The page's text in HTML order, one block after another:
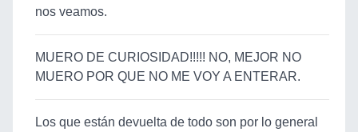
nos veamos.
MUERO DE CURIOSIDAD!!!!! NO, MEJOR NO
MUERO POR QUE NO ME VOY A ENTERAR.
Los que están devuelta de todo son por lo general